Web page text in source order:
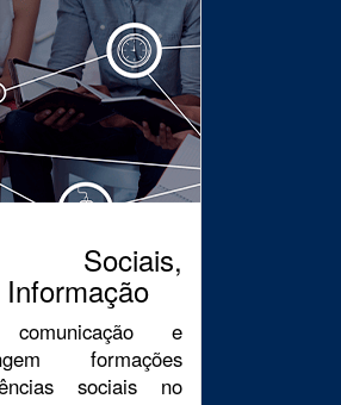
e
formações
sociais no